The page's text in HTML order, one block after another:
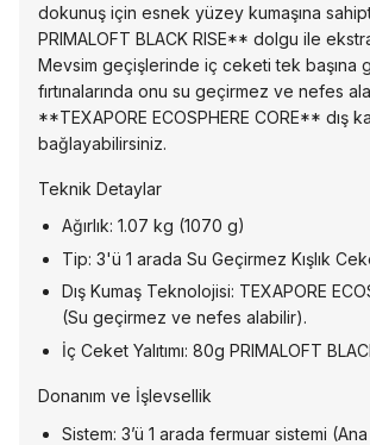
dokunuş için esnek yüzey kumaşına
PRIMALOFT BLACK RISE** dolgu ile
Mevsim geçişlerinde iç ceketi tek başına
fırtınalarında onu su geçirmez ve nefes
**TEXAPORE ECOSPHERE CORE** dış
bağlayabilirsiniz.
Teknik Detaylar
Ağırlık: 1.07 kg (1070 g)
Tip: 3'ü 1 arada Su Geçirmez Kışlık
Dış Kumaş Teknolojisi: TEXAPORE
(Su geçirmez ve nefes alabilir).
İç Ceket Yalıtımı: 80g PRIMALOFT
Donanım ve İşlevsellik
Sistem: 3’ü 1 arada fermuar sistemi